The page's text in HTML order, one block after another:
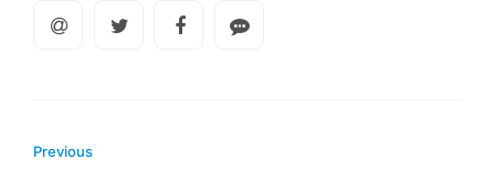
Previous